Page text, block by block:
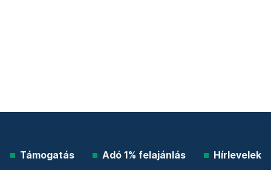
Támogatás Adó 1% felajánlás Hírlevelek